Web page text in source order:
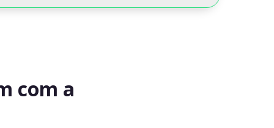
com a